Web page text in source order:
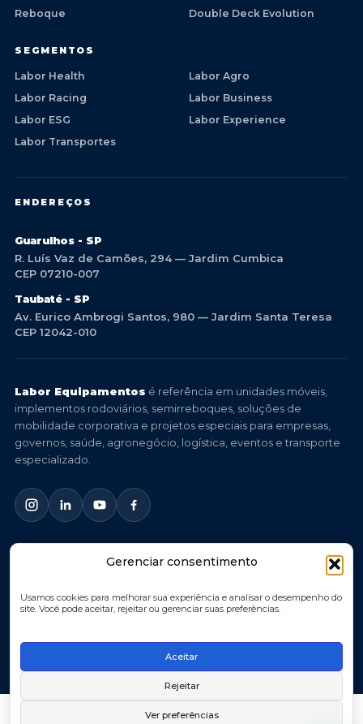
Gerenciar consentimento
Usamos cookies para melhorar sua experiência e analisar o desempenho do
site. Você pode aceitar, rejeitar ou gerenciar suas preferências.
Aceitar
Rejeitar
Ver preferências
Reboque
Double Deck Evolution
SEGMENTOS
Labor Health
Labor Agro
Labor Racing
Labor Business
Labor ESG
Labor Experience
Labor Transportes
ENDEREÇOS
Guarulhos - SP
R. Luís Vaz de Camões, 294 — Jardim Cumbica
CEP 07210-007
Taubaté - SP
Av. Eurico Ambrogi Santos, 980 — Jardim Santa Teresa
CEP 12042-010
Labor Equipamentos é referência em unidades móveis,
implementos rodoviários, semirreboques, soluções de
mobilidade corporativa e projetos especiais para empresas,
governos, saúde, agronegócio, logística, eventos e transporte
especializado.
© 2026 Labor Equipamentos. Todos os direitos reservados.
Termos de Uso